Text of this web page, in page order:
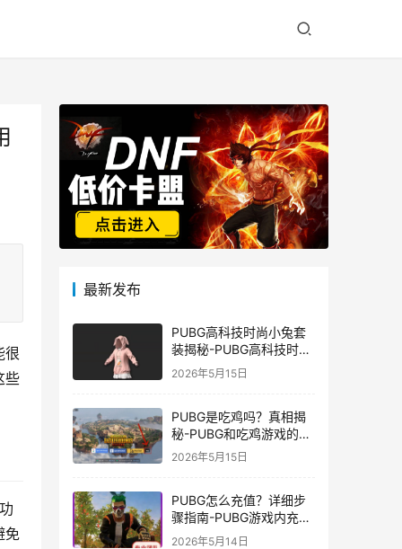
很
些
免
最新发布
PUBG高科技时尚小兔套
装揭秘-PUBG高科技时尚
小兔套装的潮流与科技结
2026年5月15日
PUBG是吃鸡吗？真相揭
秘-PUBG和吃鸡游戏的区
别与联系
2026年5月15日
PUBG怎么充值？详细步
骤指南-PUBG游戏内充值
方法及常见问题解答
2026年5月14日